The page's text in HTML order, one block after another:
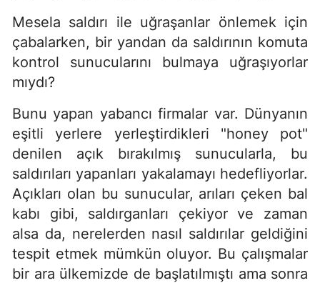
Mesela saldırı ile uğraşanlar önlemek için
çabalarken, bir yandan da saldırının komuta
kontrol sunucularını bulmaya uğraşıyorlar
mıydı?
Bunu yapan yabancı firmalar var. Dünyanın
eşitli yerlere yerleştirdikleri "honey pot"
denilen açık bırakılmış sunucularla, bu
saldırıları yapanları yakalamayı hedefliyorlar.
Açıkları olan bu sunucular, arıları çeken bal
kabı gibi, saldırganları çekiyor ve zaman
alsa da, nerelerden nasıl saldırılar geldiğini
tespit etmek mümkün oluyor. Bu çalışmalar
bir ara ülkemizde de başlatılmıştı ama sonra